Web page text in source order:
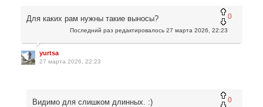
0
Для каких рам нужны такие выносы?
Последний раз редактировалось 27 марта 2026, 22:23
yurtsa
27 марта 2026, 22:23
0
Видимо для слишком длинных. :)